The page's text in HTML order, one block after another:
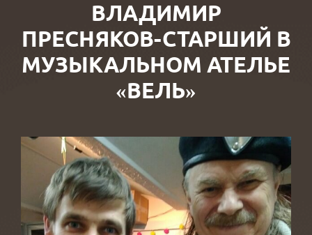
ВЛАДИМИР
ПРЕСНЯКОВ-СТАРШИЙ В
МУЗЫКАЛЬНОМ АТЕЛЬЕ
«ВЕЛЬ»